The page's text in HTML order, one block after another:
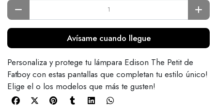
Avísame cuando llegue
Personaliza y protege tu lámpara Edison The Petit de
Fatboy con estas pantallas que completan tu estilo único!
Elige el o los modelos que más te gusten!